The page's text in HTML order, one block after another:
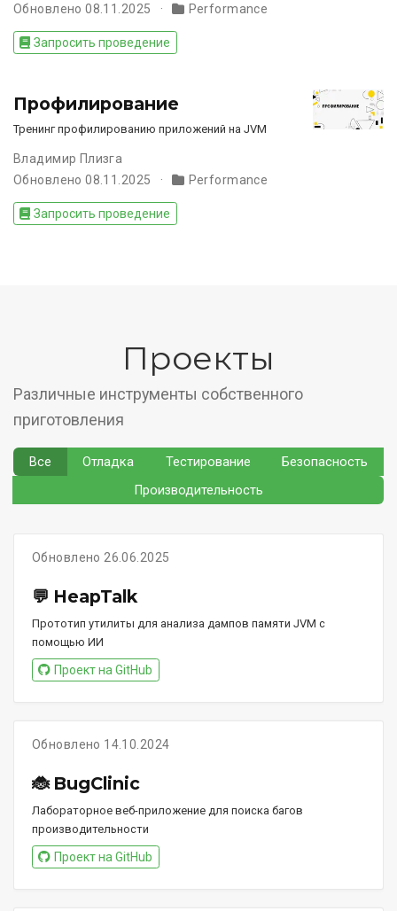
Обновлено 08.11.2025
Performance
Запросить проведение
Профилирование
Тренинг профилированию приложений на JVM
Владимир Плизга
Обновлено 08.11.2025
Performance
Запросить проведение
Проекты
Различные инструменты собственного
приготовления
Все Отладка Тестирование
Безопасность
Производительность
Обновлено 26.06.2025
💬 HeapTalk
Прототип утилиты для анализа дампов памяти JVM с
помощью ИИ
Проект на GitHub
Обновлено 14.10.2024
🐞 BugClinic
Лабораторное веб-приложение для поиска багов
производительности
Проект на GitHub